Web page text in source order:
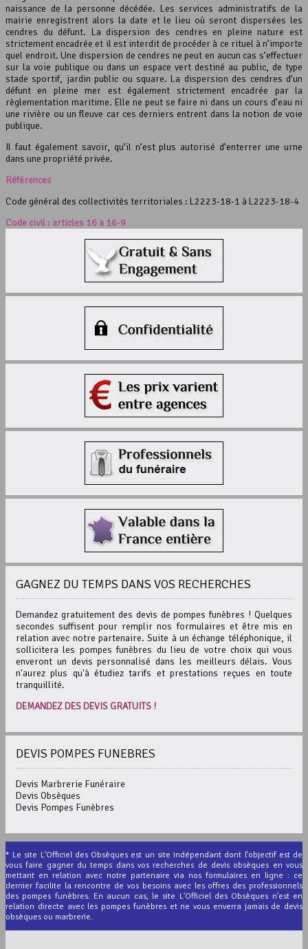
naissance de la personne décédée. Les services administratifs de la
mairie enregistrent alors la date et le lieu où seront dispersées les
cendres du défunt. La dispersion des cendres en pleine nature est
strictement encadrée et il est interdit de procéder à ce rituel à n’importe
quel endroit. Une dispersion de cendres ne peut en aucun cas s’effectuer
sur la voie publique ou dans un espace vert destiné au public, de type
stade sportif, jardin public ou square. La dispersion des cendres d’un
défunt en pleine mer est également strictement encadrée par la
règlementation maritime. Elle ne peut se faire ni dans un cours d’eau ni
une rivière ou un fleuve car ces derniers entrent dans la notion de voie
publique.
Il faut également savoir, qu’il n’est plus autorisé d’enterrer une urne
dans une propriété privée.
Références
Code général des collectivités territoriales : L2223-18-1 à L2223-18-4
Code civil : articles 16 à 16-9
GAGNEZ DU TEMPS DANS VOS RECHERCHES
Demandez gratuitement des devis de pompes funèbres ! Quelques
secondes suffisent pour remplir nos formulaires et être mis en
relation avec notre partenaire. Suite à un échange téléphonique, il
sollicitera les pompes funèbres du lieu de votre choix qui vous
enveront un devis personnalisé dans les meilleurs délais. Vous
n'aurez plus qu'à étudiez tarifs et prestations reçues en toute
tranquillité.
DEMANDEZ DES DEVIS GRATUITS !
DEVIS POMPES FUNEBRES
Devis Marbrerie Funéraire
Devis Obsèques
Devis Pompes Funèbres
* Le site L'Officiel des Obsèques est un site indépendant dont l'objectif est de
vous faire gagner du temps dans vos recherches de devis obsèques en vous
mettant en relation avec notre partenaire via nos formulaires en ligne : ce
dernier facilite la rencontre de vos besoins avec les offres des professionnels
des pompes funèbres. En aucun cas, le site L'Officiel des Obsèques n'est en
relation directe avec les pompes funèbres et ne vous enverra jamais de devis
obsèques ou marbrerie.